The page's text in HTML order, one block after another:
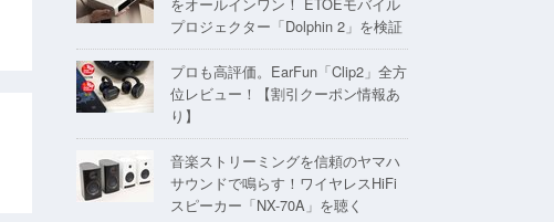
プロジェクター「Dolphin 2」を検証
プロも高評価。EarFun「Clip2」全方
位レビュー！【割引クーポン情報あ
り】
音楽ストリーミングを信頼のヤマハ
サウンドで鳴らす！ワイヤレスHiFi
スピーカー「NX-70A」を聴く